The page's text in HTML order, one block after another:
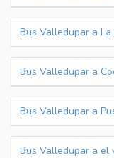
Bus Valledupar a La
Bus Valledupar a
Bus Valledupar a
Bus Valledupar a el